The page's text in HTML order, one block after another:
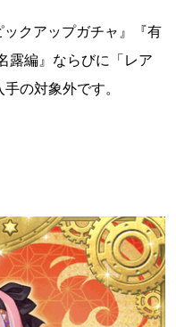
クアップガチャ』『有
露編』ならびに「レア
の対象外です。